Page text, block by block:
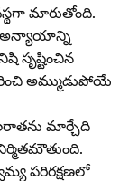
మారుతోంది.
అన్యాయాన్ని
సృష్టించిన
అమ్ముడుపోయే
మార్చేది
పరిరక్షణలో